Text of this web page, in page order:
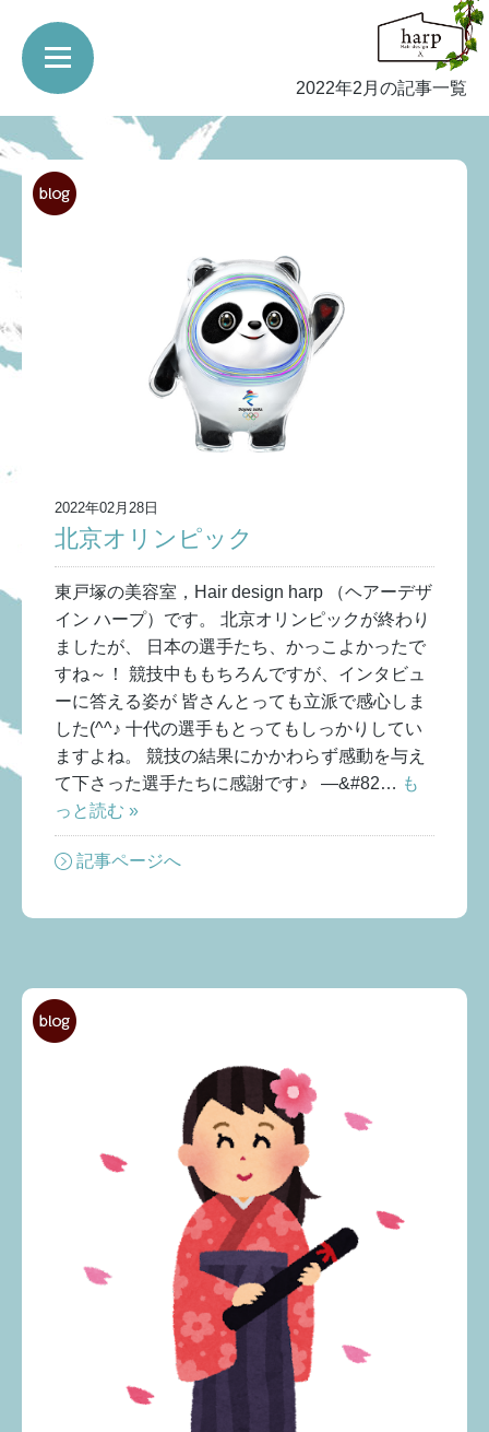
2022年2月の記事一覧
2022年02月28日
北京オリンピック
東戸塚の美容室，Hair design harp （ヘアーデザ
イン ハープ）です。 北京オリンピックが終わり
ましたが、 日本の選手たち、かっこよかったで
すね～！ 競技中ももちろんですが、インタビュ
ーに答える姿が 皆さんとっても立派で感心しま
した(^^♪ 十代の選手もとってもしっかりしてい
ますよね。 競技の結果にかかわらず感動を与え
て下さった選手たちに感謝です♪ —&#82… も
っと読む »
記事ページへ